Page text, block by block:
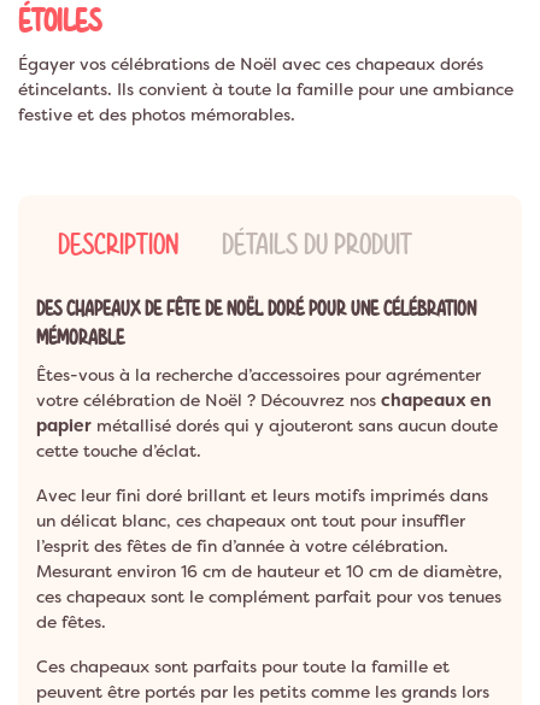
ÉTOILES
Égayer vos célébrations de Noël avec ces chapeaux dorés
étincelants. Ils convient à toute la famille pour une ambiance
festive et des photos mémorables.
DESCRIPTION DÉTAILS DU PRODUIT
DES CHAPEAUX DE FÊTE DE NOËL DORÉ POUR UNE CÉLÉBRATION
MÉMORABLE
Êtes-vous à la recherche d’accessoires pour agrémenter
votre célébration de Noël ? Découvrez nos chapeaux en
papier métallisé dorés qui y ajouteront sans aucun doute
cette touche d’éclat.
Avec leur fini doré brillant et leurs motifs imprimés dans
un délicat blanc, ces chapeaux ont tout pour insuffler
l’esprit des fêtes de fin d’année à votre célébration.
Mesurant environ 16 cm de hauteur et 10 cm de diamètre,
ces chapeaux sont le complément parfait pour vos tenues
de fêtes.
Ces chapeaux sont parfaits pour toute la famille et
peuvent être portés par les petits comme les grands lors